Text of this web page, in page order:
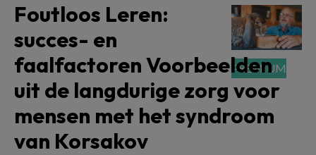
Foutloos Leren:
succes- en
faalfactoren Voorbeelden
uit de langdurige zorg voor
mensen met het syndroom
van Korsakov